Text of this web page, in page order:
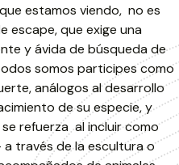
estamos viendo, no es
escape, que exige una
y ávida de búsqueda de
somos participes como
análogos al desarrollo
de su especie, y
refuerza al incluir como
través de la escultura o